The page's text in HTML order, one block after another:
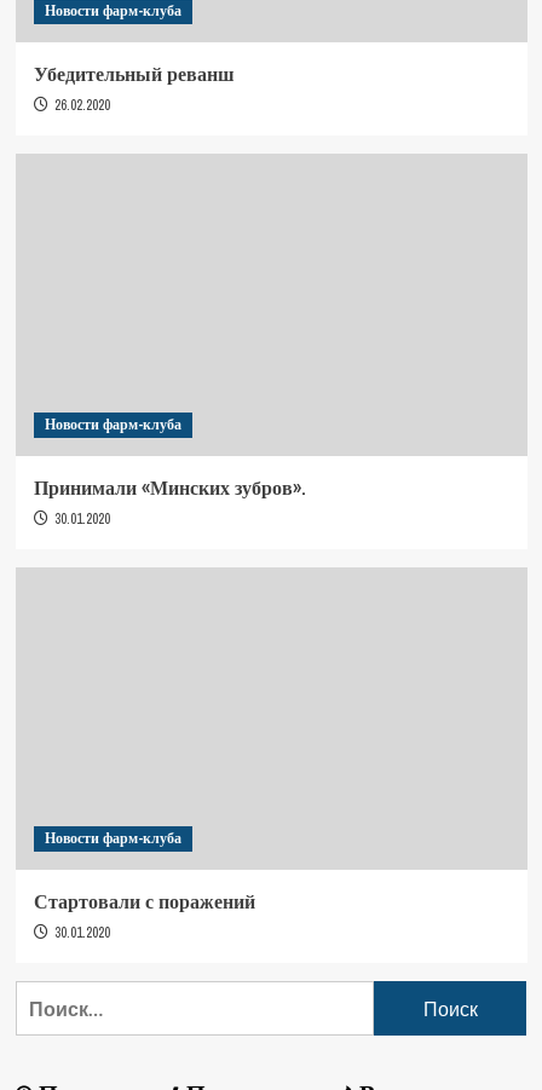
Новости фарм-клуба
Убедительный реванш
26.02.2020
Новости фарм-клуба
Принимали «Минских зубров».
30.01.2020
Новости фарм-клуба
Стартовали с поражений
30.01.2020